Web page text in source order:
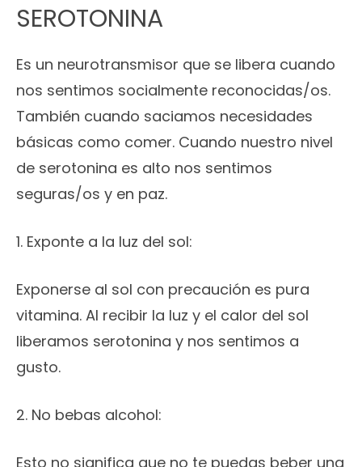
SEROTONINA
Es un neurotransmisor que se libera cuando
nos sentimos socialmente reconocidas/os.
También cuando saciamos necesidades
básicas como comer. Cuando nuestro nivel
de serotonina es alto nos sentimos
seguras/os y en paz.
1. Exponte a la luz del sol:
Exponerse al sol con precaución es pura
vitamina. Al recibir la luz y el calor del sol
liberamos serotonina y nos sentimos a
gusto.
2. No bebas alcohol:
Esto no significa que no te puedas beber una